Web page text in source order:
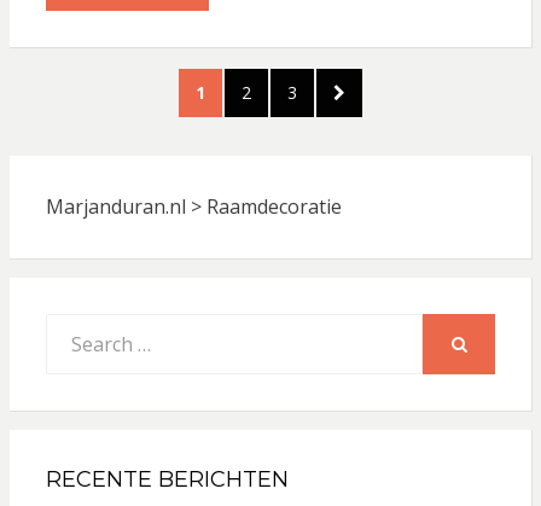
paginering
PAGE
1 PAGE
2 PAGE
3
NEXT
PAGE
Marjanduran.nl > Raamdecoratie
for:
RECENTE BERICHTEN